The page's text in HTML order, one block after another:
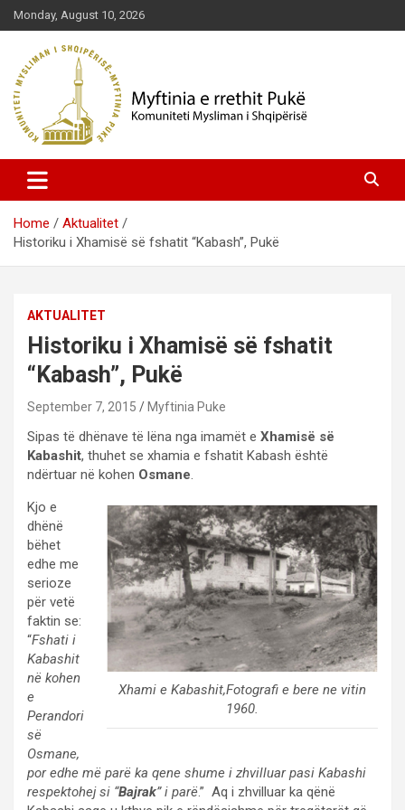
Skip
to
content
Monday, August 10, 2026
Myftinia Pukë | Faqja Zyrtare
Home
Aktualitet
Historiku i Xhamisë së fshatit “Kabash”, Pukë
AKTUALITET
Historiku i Xhamisë së fshatit
“Kabash”, Pukë
September 7, 2015 Myftinia Puke
Sipas të dhënave të lëna nga imamët e Xhamisë së
Kabashit, thuhet se xhamia e fshatit Kabash është
ndërtuar në kohen Osmane.
Xhami e Kabashit,Fotografi e bere ne vitin
1960.
Kjo e
dhënë
bëhet
edhe me
serioze
për vetë
faktin se:
“Fshati i
Kabashit
në kohen
e
Perandori
së
Osmane,
por edhe më parë ka qene shume i zhvilluar pasi Kabashi
respektohej si “Bajrak” i parë.” Aq i zhvilluar ka qënë